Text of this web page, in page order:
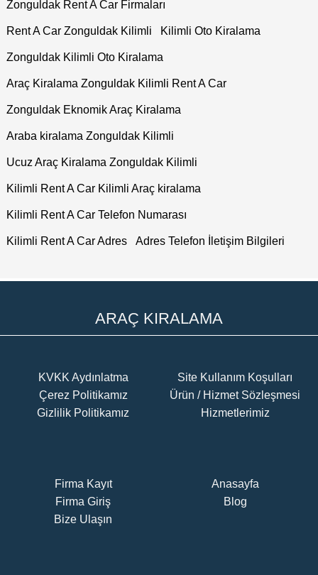
Zonguldak Rent A Car Firmaları
Rent A Car Zonguldak Kilimli Kilimli Oto Kiralama
Zonguldak Kilimli Oto Kiralama
Araç Kiralama Zonguldak Kilimli Rent A Car
Zonguldak Eknomik Araç Kiralama
Araba kiralama Zonguldak Kilimli
Ucuz Araç Kiralama Zonguldak Kilimli
Kilimli Rent A Car Kilimli Araç kiralama
Kilimli Rent A Car Telefon Numarası
Kilimli Rent A Car Adres Adres Telefon İletişim Bilgileri
ARAÇ KIRALAMA
KVKK Aydınlatma
Çerez Politikamız
Gizlilik Politikamız
Site Kullanım Koşulları
Ürün / Hizmet Sözleşmesi
Hizmetlerimiz
Firma Kayıt
Firma Giriş
Bize Ulaşın
Anasayfa
Blog